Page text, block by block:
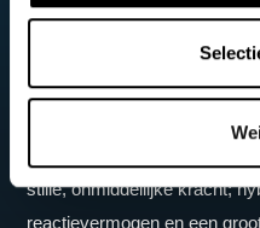
Geavanceerde e:HEV
aandrijflijn heeft drie
stille, onmiddellijke kracht;
reactievermogen en een